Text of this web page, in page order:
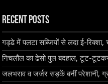
Recent Posts
गड्ढे में पलटा सब्जियों से लदा ई-
निचलौल का ढेसो पुल बदहाल, टूट-
जलभराव व जर्जर सड़कें बनीं परेशानी,